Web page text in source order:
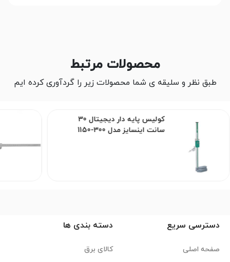
محصولات مرتبط
طبق نظر و سلیقه ی شما محصولات زیر را گردآوری کرده ایم
کولیس پایه دار دیجیتال 30
سانت اینسایز مدل 300-1150
دسترسی سریع
صفحه اصلی
دسته بندی ها
کالای برق